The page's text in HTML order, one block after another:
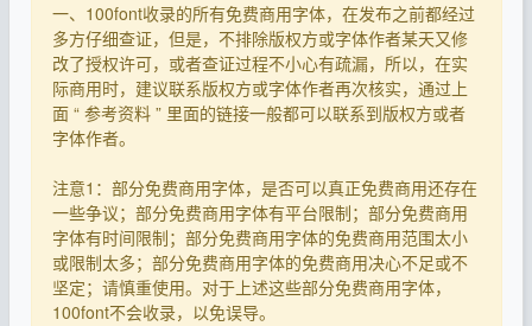
一、100font收录的所有免费商用字体，在发布之前都经过
多方仔细查证，但是，不排除版权方或字体作者某天又修
改了授权许可，或者查证过程不小心有疏漏，所以，在实
际商用时，建议联系版权方或字体作者再次核实，通过上
面 “ 参考资料 ” 里面的链接一般都可以联系到版权方或者
字体作者。
注意1：部分免费商用字体，是否可以真正免费商用还存在
一些争议；部分免费商用字体有平台限制；部分免费商用
字体有时间限制；部分免费商用字体的免费商用范围太小
或限制太多；部分免费商用字体的免费商用决心不足或不
坚定；请慎重使用。对于上述这些部分免费商用字体，
100font不会收录，以免误导。